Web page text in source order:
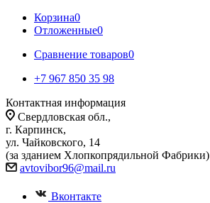
Корзина0
Отложенные0
Сравнение товаров0
+7 967 850 35 98
Контактная информация
Свердловская обл.,
г. Карпинск,
ул. Чайковского, 14
(за зданием Хлопкопрядильной Фабрики)
avtovibor96@mail.ru
Вконтакте